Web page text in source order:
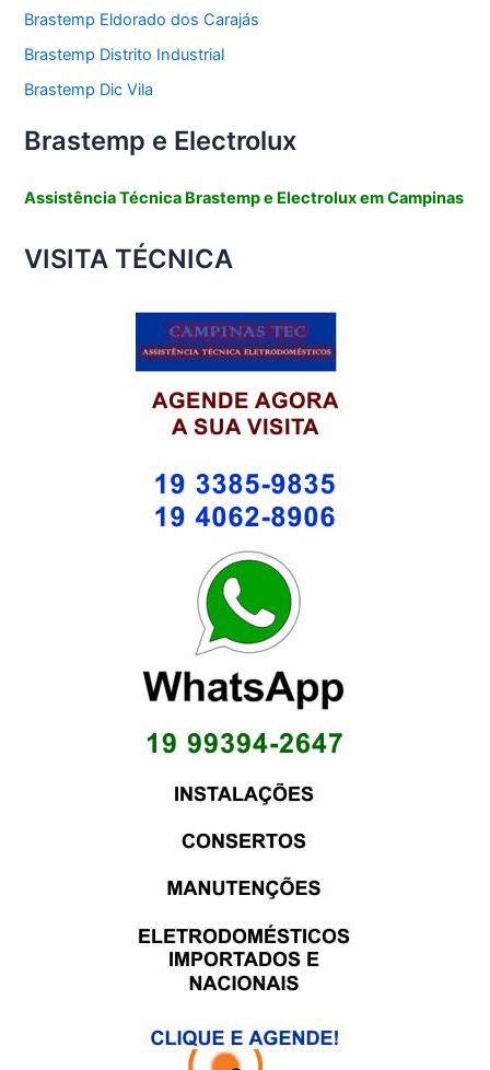
Brastemp Eldorado dos Carajás
Brastemp Distrito Industrial
Brastemp Dic Vila
Brastemp e Electrolux
Assistência Técnica Brastemp e Electrolux em Campinas
VISITA TÉCNICA